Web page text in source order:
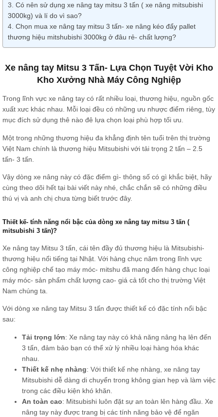
Có nên sử dụng xe nâng tay mitsu 3 tấn ( xe nâng mitsubishi
3000kg) và lí do vì sao?
Chọn mua xe nâng tay mitsu 3 tấn- xe nâng kéo đẩy pallet
thương hiệu mitshubishi 3000kg ở đâu rẻ- chất lượng?
Xe nâng tay Mitsu 3 Tấn- Lựa Chọn Tuyệt Vời Kho
Kho Xưởng Nhà Máy Công Nghiệp
Trong lĩnh vực xe nâng tay có rất nhiều loại, thương hiệu, nguồn gốc
xuất xưc khác nhau. Mỗi loại đều có những ưu nhược điểm riêng, tùy
mục đích sử dụng thê nào đê lựa chọn loại phù hợp tối ưu.
Một trong những thương hiệu đa khẳng định tên tuổi trên thị trường
Việt Nam chính là thương hiệu Mitsubishi với tải trọng 2 tấn – 2.5
tấn- 3 tấn.
Vậy dòng xe nâng này có đặc điểm gì- thông số có gì khắc biệt, hãy
cùng theo dõi hết tại bài viết này nhé, chắc chắn sẽ có những điều
thú vị và anh chị chưa từng biết trước đây.
Thiết kế- tính năng nổi bậc của dòng xe nâng tay mitsu 3 tấn (
mitsubishi 3 tấn)?
Xe nâng tay Mitsu 3 tấn, cái tên đầy đủ thương hiệu là Mitsubishi-
thương hiệu nổi tiếng tại Nhật. Với hàng chục năm trong lĩnh vực
công nghiệp chế tạo máy móc- mitshu đã mang đến hàng chục loại
máy móc- sản phẩm chất lượng cao- giá cả tốt cho thị trường Việt
Nam chúng ta.
Với dòng xe nâng tay Mitsu 3 tấn được thiết kế có đặc tính nổi bậc
sau:
Tải trọng lớn: Xe nâng tay này có khả năng nâng hạ lên đến
3 tấn, đảm bảo bạn có thể xử lý nhiều loại hàng hóa khác
nhau.
Thiết kế nhẹ nhàng: Với thiết kế nhẹ nhàng, xe nâng tay
Mitsubishi dễ dàng di chuyển trong không gian hẹp và làm việc
trong các điều kiện khó khăn.
An toàn cao: Mitsubishi luôn đặt sự an toàn lên hàng đầu. Xe
nâng tay này được trang bị các tính năng bảo vệ để ngăn